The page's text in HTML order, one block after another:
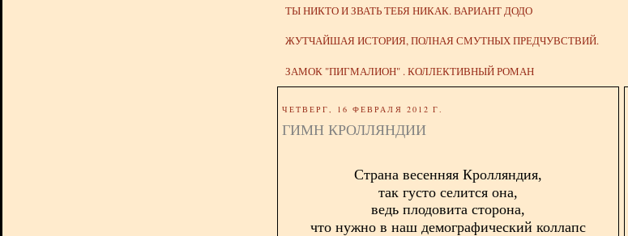
ТЫ НИКТО И ЗВАТЬ ТЕБЯ НИКАК. ВАРИАНТ ДОДО
ЖУТЧАЙШАЯ ИСТОРИЯ, ПОЛНАЯ СМУТНЫХ ПРЕДЧУВСТВИЙ.
ЗАМОК "ПИГМАЛИОН" . КОЛЛЕКТИВНЫЙ РОМАН
ЧЕТВЕРГ, 16 ФЕВРАЛЯ 2012 Г.
ГИМН КРОЛЛЯНДИИ
Страна весенняя Кролляндия,
так густо селится она,
ведь плодовита сторона,
что нужно в наш демографический коллапс